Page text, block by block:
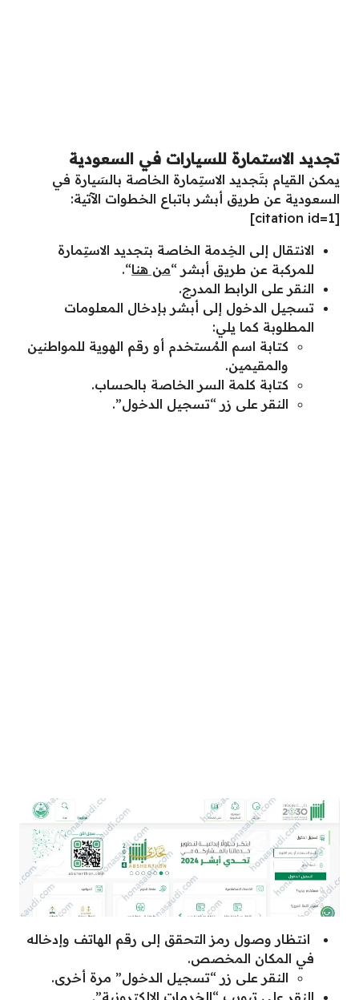
تجديد الاستمارة للسيارات في السعودية
يمكن القيام بتَجديد الاستِمارة الخاصة بالسَيارة في
السعودية عن طريق أبشر باتباع الخطوات الآتية:
[
citation id=1]
الانتقال إلى الخِدمة الخاصة بتجديد الاستِمارة
للمركبة عن طريق أبشر “من هنا“.
النقر على الرابط المدرج.
تسجيل الدخول إلى أبشر بإدخال المعلومات
المطلوبة كما يلي:
كتابة اسم المُستخدم أو رقم الهوية للمواطنين
والمقيمين.
كتابة كلمة السر الخاصة بالحساب.
النقر على زر “تسجيل الدخول”.
انتظار وصول رمز التحقق إلى رقم الهاتف وإدخاله
في المكان المخصص.
النقر على زر “تسجيل الدخول” مرة أخرى.
النقر على تبويب “الخدمات الإلكترونية”.